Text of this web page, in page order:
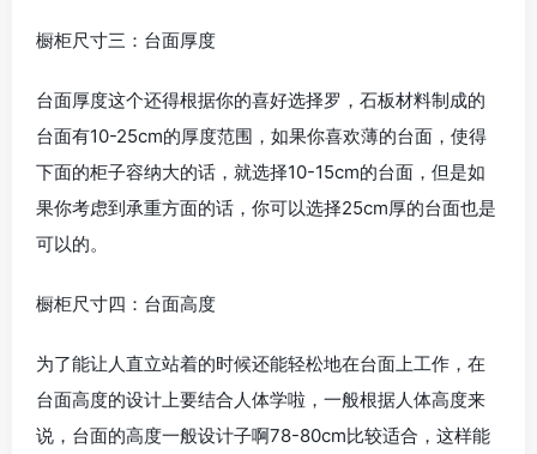
橱柜尺寸三：台面厚度
台面厚度这个还得根据你的喜好选择罗，石板材料制成的
台面有10-25cm的厚度范围，如果你喜欢薄的台面，使得
下面的柜子容纳大的话，就选择10-15cm的台面，但是如
果你考虑到承重方面的话，你可以选择25cm厚的台面也是
可以的。
橱柜尺寸四：台面高度
为了能让人直立站着的时候还能轻松地在台面上工作，在
台面高度的设计上要结合人体学啦，一般根据人体高度来
说，台面的高度一般设计子啊78-80cm比较适合，这样能